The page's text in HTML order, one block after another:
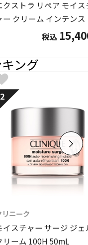
クストラ リペア モイス
ー クリーム インテンス
税込
ング
2
リニーク
イスチャー サージ ジェ
リーム 100H 50mL